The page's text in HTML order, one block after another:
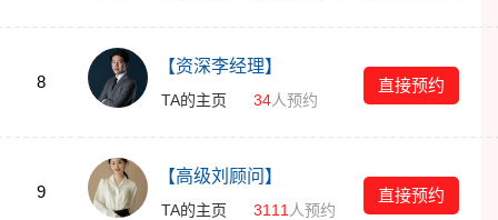
8
【资深李经理】
TA的主页 34人预约
直接预约
9
【高级刘顾问】
TA的主页 3111 人预约
直接预约